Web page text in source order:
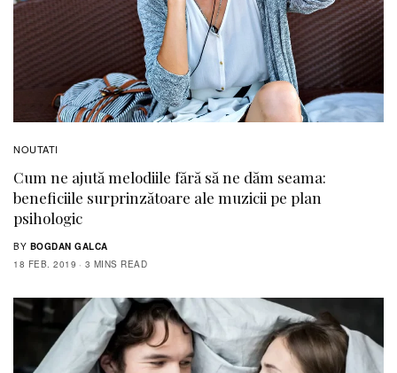
NOUTATI
Cum ne ajută melodiile fără să ne dăm seama:
beneficiile surprinzătoare ale muzicii pe plan
psihologic
BY BOGDAN GALCA
18 FEB. 2019
3 MINS READ